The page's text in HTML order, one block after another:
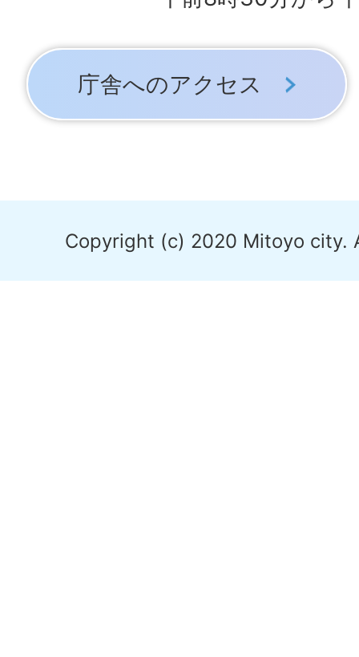
庁舎へのアクセス
Copyright (c) 2020 Mitoyo city.